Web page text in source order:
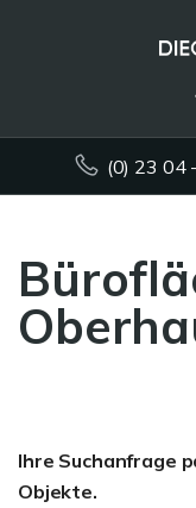
(0) 23 04
Ihre Suchanfrage
Objekte.